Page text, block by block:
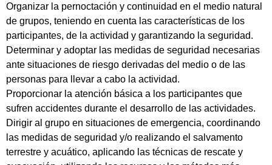
Organizar la pernoctación y continuidad en el medio natural
de grupos, teniendo en cuenta las características de los
participantes, de la actividad y garantizando la seguridad.
Determinar y adoptar las medidas de seguridad necesarias
ante situaciones de riesgo derivadas del medio o de las
personas para llevar a cabo la actividad.
Proporcionar la atención básica a los participantes que
sufren accidentes durante el desarrollo de las actividades.
Dirigir al grupo en situaciones de emergencia, coordinando
las medidas de seguridad y/o realizando el salvamento
terrestre y acuático, aplicando las técnicas de rescate y